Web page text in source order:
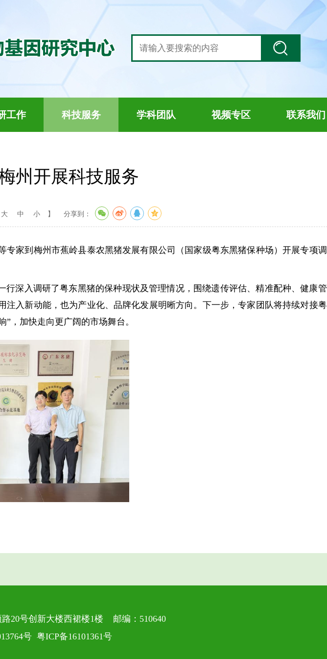
工作 科技服务 学科团队 视频专区 联系我们
州开展科技服务
大 中 小 】 分享到：
到梅州市蕉岭县泰农黑猪发展有限公司（国家级粤东黑猪保种场）开展专项
入调研了粤东黑猪的保种现状及管理情况，围绕遗传评估、精准配种、健康
入新动能，也为产业化、品牌化发展明晰方向。下一步，专家团队将持续对接
，加快走向更广阔的市场舞台。
20号创新大楼西裙楼1楼 邮编：510640
号 粤ICP备16101361号